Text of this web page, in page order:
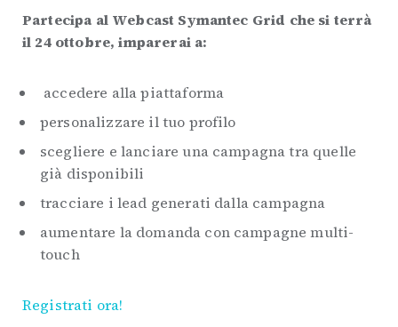
Partecipa al Webcast Symantec Grid che si terrà
il 24 ottobre, imparerai a:
accedere alla piattaforma
personalizzare il tuo profilo
scegliere e lanciare una campagna tra quelle
già disponibili
tracciare i lead generati dalla campagna
aumentare la domanda con campagne multi-
touch
Registrati ora!